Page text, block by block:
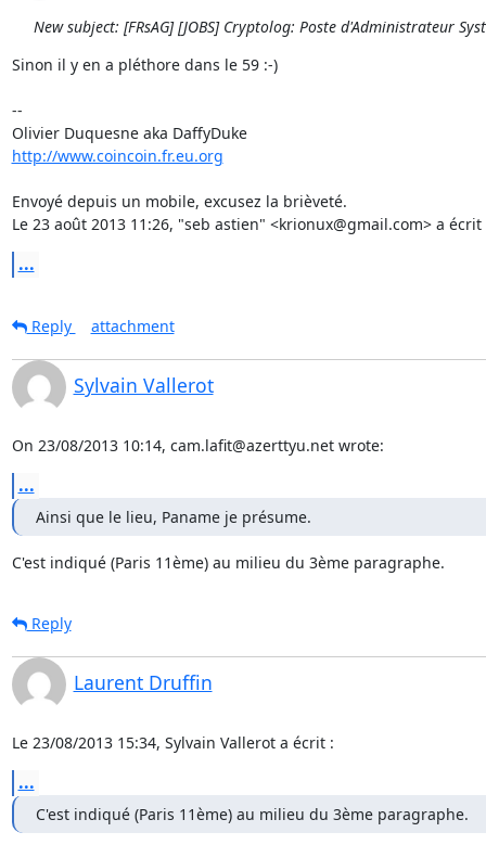
New subject: [FRsAG] [JOBS] Cryptolog: Poste d'Administrateur
Sinon il y en a pléthore dans le 59 :-)
--
Olivier Duquesne aka DaffyDuke
http://www.coincoin.fr.eu.org
Envoyé depuis un mobile, excusez la brièveté.
Le 23 août 2013 11:26, "seb astien" <krionux@gmail.com> a écrit
...
Reply attachment
Sylvain Vallerot
On 23/08/2013 10:14, cam.lafit@azerttyu.net wrote:
...
Ainsi que le lieu, Paname je présume.
C'est indiqué (Paris 11ème) au milieu du 3ème paragraphe.
Reply
Laurent Druffin
Le 23/08/2013 15:34, Sylvain Vallerot a écrit :
...
C'est indiqué (Paris 11ème) au milieu du 3ème paragraphe.